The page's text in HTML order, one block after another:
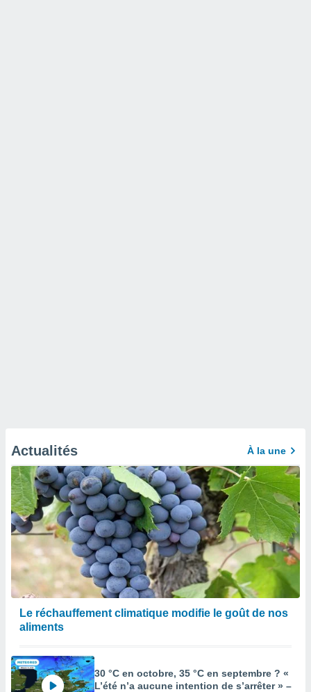
Actualités À la une
Le réchauffement climatique modifie le goût de nos
aliments
30 °C en octobre, 35 °C en septembre ? «
L’été n’a aucune intention de s’arrêter » –